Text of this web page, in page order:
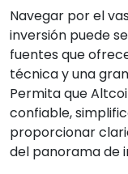
Navegar por el
inversión puede
fuentes que
técnica y una
Permita que
confiable,
proporcionar
del panorama de